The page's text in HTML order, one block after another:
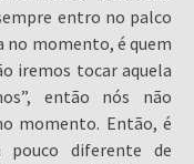
entro no palco
no momento, é quem
iremos tocar aquela
então nós não
momento. Então, é
diferente de